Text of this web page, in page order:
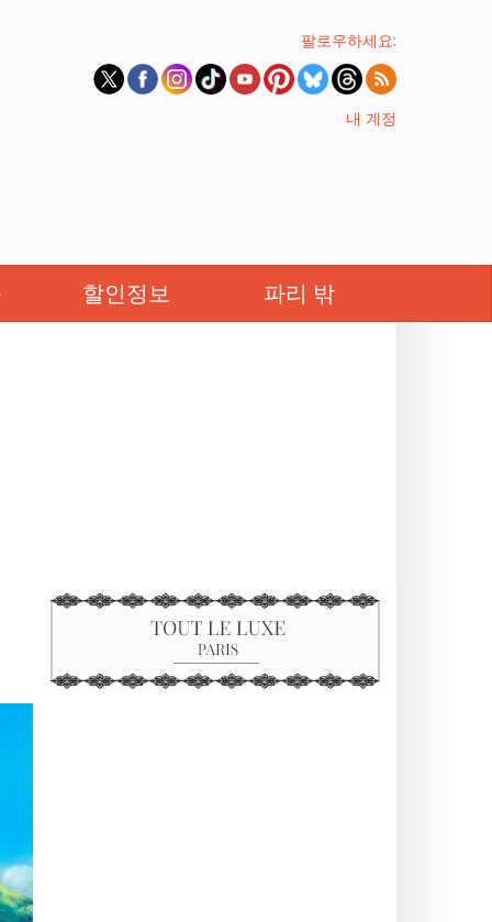
팔로우하세요:
내 계정
할인정보 파리 밖